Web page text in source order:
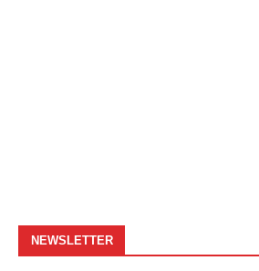
NEWSLETTER